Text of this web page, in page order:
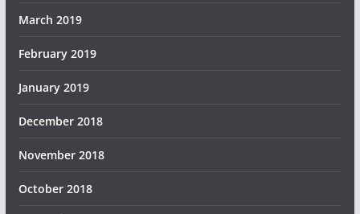
March 2019
February 2019
January 2019
December 2018
November 2018
October 2018